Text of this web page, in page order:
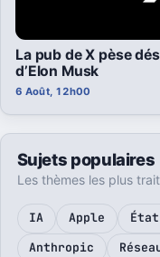
La pub de X pèse
d’Elon Musk
6 Août, 12h00
Sujets populaires
Les thèmes les plus
IA Apple
Anthropic